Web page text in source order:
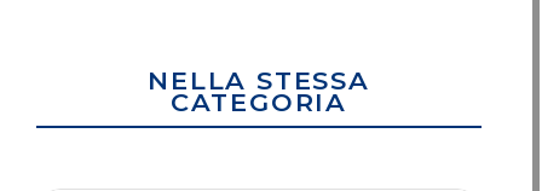
NELLA STESSA
CATEGORIA